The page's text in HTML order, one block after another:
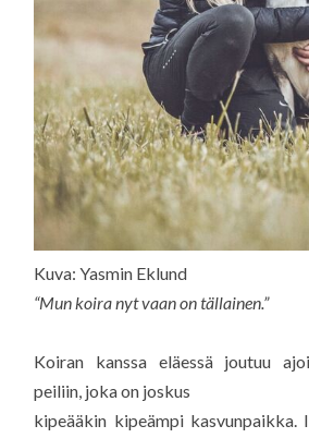
Kuva: Yasmin Eklund
“Mun koira nyt vaan on tällainen.”
Koiran kanssa eläessä joutuu
peiliin, joka on joskus
kipeääkin kipeämpi kasvunpaikka.